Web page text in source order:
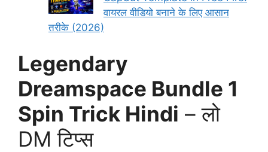
वायरल वीडियो बनाने के लिए आसान
तरीके (2026)
Legendary
Dreamspace Bundle 1
Spin Trick Hindi – लो
DM टिप्स